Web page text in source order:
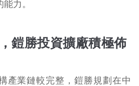
力。
鎧勝投資擴廠積極佈
產業鏈較完整，鎧勝規劃在中